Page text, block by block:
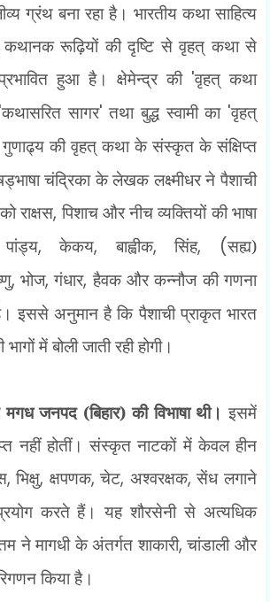
ग्रंथ बना रहा है। भारतीय कथा साहित्य
कथानक रूढ़ियों की दृष्टि से वृहत् कथा से
हुआ है। क्षेमेन्द्र की 'वृहत् कथा
'कथासरित सागर'तथा बुद्ध स्वामी का 'वृहत्
गुणाढ्य की वृहत् कथा के संस्कृत के संक्षिप्त
चंद्रिका के लेखक लक्ष्मीधर ने पैशाची
राक्षस,पिशाच और नीच व्यक्तियों की भाषा
,केकय,बाह्वीक,सिंह, (सह्य)
,भोज,गंधार,हैवक और कन्नौज की गणना
इससे अनुमान है कि पैशाची प्राकृत भारत
में बोली जाती रही होगी।
मगध जनपद (बिहार) की विभाषा थी।इसमें
नहीं होतीं। संस्कृत नाटकों में केवल हीन
,भिक्षु, क्षपणक,चेट, अश्वरक्षक,सेंध लगाने
करते हैं। यह शौरसेनी से अत्यधिक
ने मागधी के अंतर्गत शाकारी,चांडाली और
किया है।